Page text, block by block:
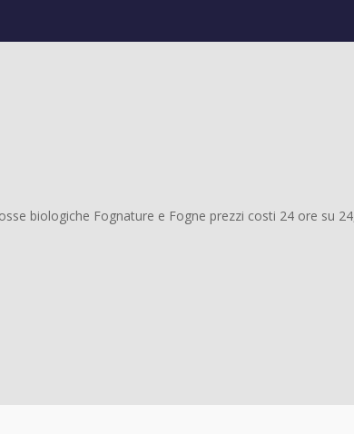
biologiche Fognature e Fogne prezzi costi 24 ore su